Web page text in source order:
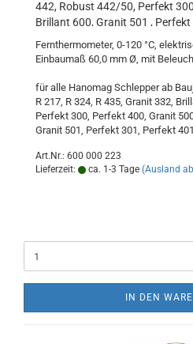
442, Robust 442/50, Perfekt
Brillant 600, Granit 501 , Perfekt
Fernthermometer, 0-120 °C,
Einbaumaß 60,0 mm Ø, mit
für alle Hanomag Schlepper ab
R 217, R 324, R 435, Granit 332,
Perfekt 300, Perfekt 400, Granit
Granit 501, Perfekt 301, Perfekt 401
Art.Nr.: 600 000 223
Lieferzeit:
ca. 1-3 Tage (Ausland
IN DEN